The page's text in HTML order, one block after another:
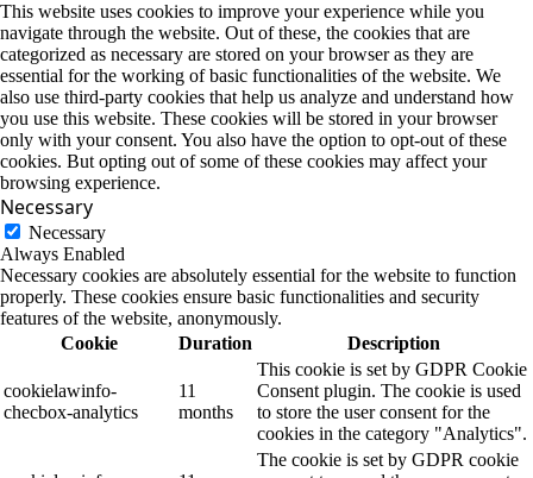
This website uses cookies to improve your experience while you
navigate through the website. Out of these, the cookies that are
categorized as necessary are stored on your browser as they are
essential for the working of basic functionalities of the website. We
also use third-party cookies that help us analyze and understand how
you use this website. These cookies will be stored in your browser
only with your consent. You also have the option to opt-out of these
cookies. But opting out of some of these cookies may affect your
browsing experience.
Necessary
Necessary
Always Enabled
Necessary cookies are absolutely essential for the website to function
properly. These cookies ensure basic functionalities and security
features of the website, anonymously.
Cookie
Duration Description
cookielawinfo-
checbox-analytics
11
months
This cookie is set by GDPR Cookie
Consent plugin. The cookie is used
to store the user consent for the
cookies in the category "Analytics".
The cookie is set by GDPR cookie